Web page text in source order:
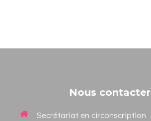
Nous contacter
Secrétariat en circonscription